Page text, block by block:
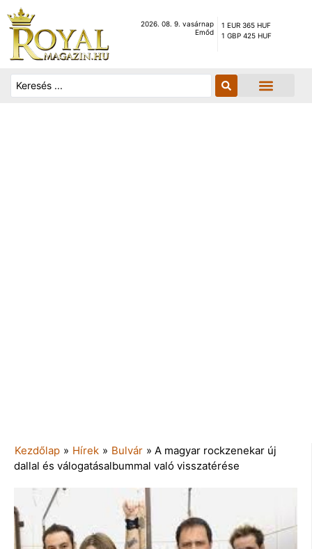
2026. 08. 9. vasárnap
Emőd
1 EUR 365 HUF
1 GBP 425 HUF
Kezdőlap » Hírek » Bulvár » A magyar rockzenekar új
dallal és válogatásalbummal való visszatérése